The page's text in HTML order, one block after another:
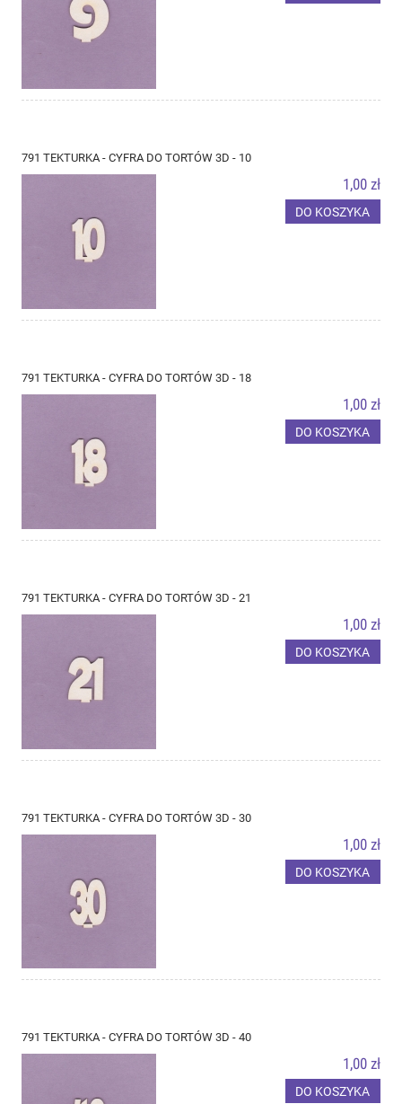
791 TEKTURKA - CYFRA DO TORTÓW 3D - 10
1,00 zł
DO KOSZYKA
791 TEKTURKA - CYFRA DO TORTÓW 3D - 18
1,00 zł
DO KOSZYKA
791 TEKTURKA - CYFRA DO TORTÓW 3D - 21
1,00 zł
DO KOSZYKA
791 TEKTURKA - CYFRA DO TORTÓW 3D - 30
1,00 zł
DO KOSZYKA
791 TEKTURKA - CYFRA DO TORTÓW 3D - 40
1,00 zł
DO KOSZYKA